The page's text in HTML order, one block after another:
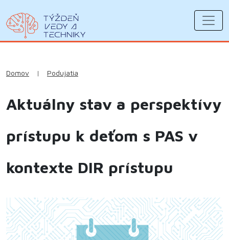
Domov | Podujatia
Aktuálny stav a perspektívy
prístupu k deťom s PAS v
kontexte DIR prístupu